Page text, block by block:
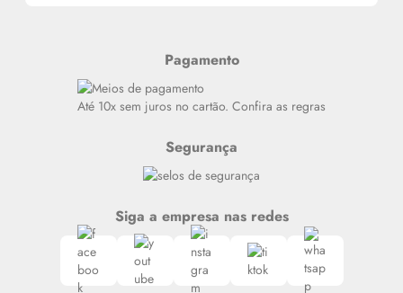
Siga nosso canal no Whatsapp
Pagamento
Até 10x sem juros no cartão. Confira as regras
Segurança
Siga a empresa nas redes